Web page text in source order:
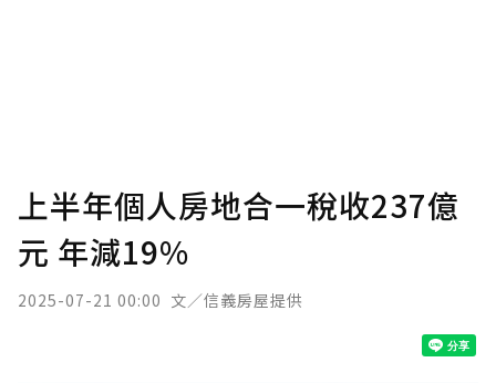
上半年個人房地合一稅收237億
元 年減19%
2025-07-21 00:00 文／信義房屋提供